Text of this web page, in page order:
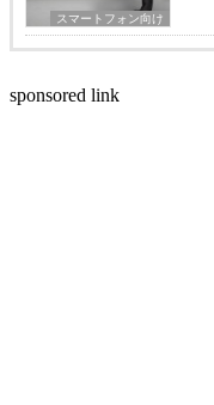
スマートフォン向け
sponsored link